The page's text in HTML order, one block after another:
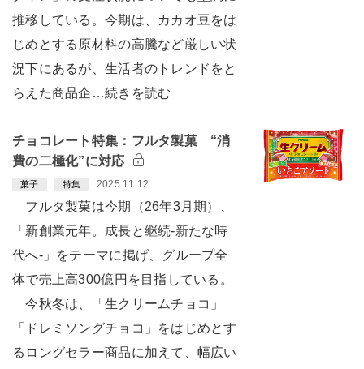
推移している。今期は、カカオ豆をは
じめとする原材料の高騰など厳しい状
況下にあるが、生活者のトレンドをと
らえた商品企…続きを読む
チョコレート特集：フルタ製菓 “消
費の二極化”に対応
菓子 特集 2025.11.12
フルタ製菓は今期（26年3月期）、
「新創業元年。成長と継続-新たな時
代へ-」をテーマに掲げ、グループ全
体で売上高300億円を目指している。
今秋冬は、「生クリームチョコ」
「ドレミソングチョコ」をはじめとす
るロングセラー商品に加えて、幅広い